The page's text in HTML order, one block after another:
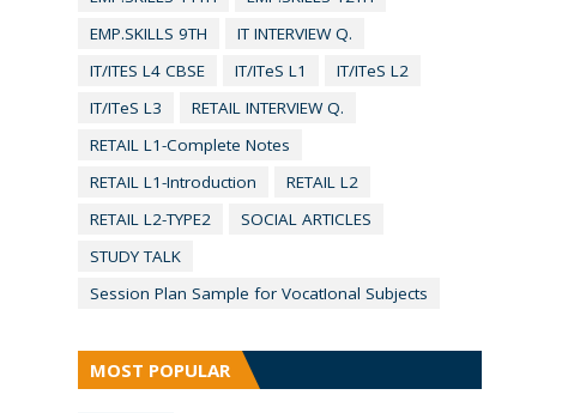
EMP.SKILLS 9TH
IT INTERVIEW Q.
IT/ITES L4 CBSE
IT/ITeS L1
IT/ITeS L2
IT/ITeS L3
RETAIL INTERVIEW Q.
RETAIL L1-Complete Notes
RETAIL L1-Introduction
RETAIL L2
RETAIL L2-TYPE2
SOCIAL ARTICLES
STUDY TALK
Session Plan Sample for VocatIonal Subjects
MOST POPULAR